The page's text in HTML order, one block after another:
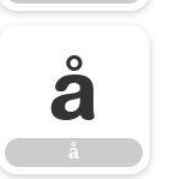
å
å